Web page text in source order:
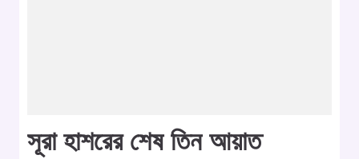
সূরা হাশরের শেষ তিন আয়াত